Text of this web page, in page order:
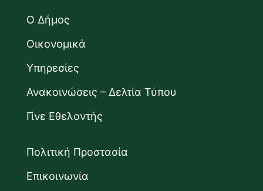
Ο Δήμος
Οικονομικά
Υπηρεσίες
Ανακοινώσεις – Δελτία Τύπου
Γίνε Εθελοντής
Πολιτική Προστασία
Επικοινωνία